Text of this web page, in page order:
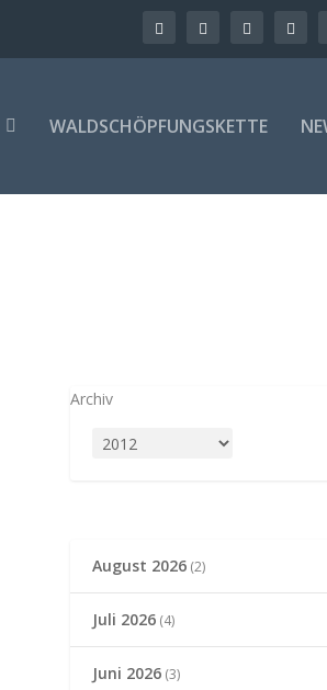
WALDSCHÖPFUNGSKETTE
Archiv
August 2026(2)
Juli 2026(4)
Juni 2026(3)